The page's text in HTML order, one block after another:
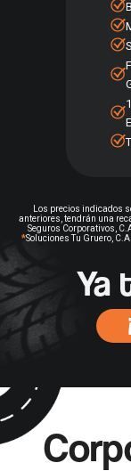
Los precios indicados
anteriores, tendrán una
Seguros Corporativos,
*Soluciones Tu Gruero,
Ya